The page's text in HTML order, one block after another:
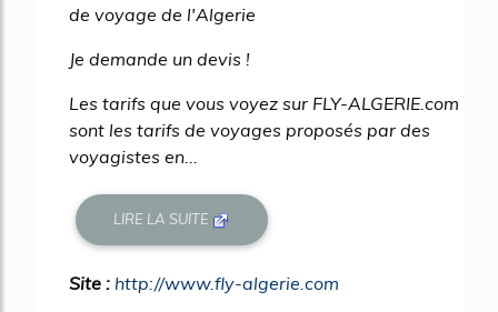
de voyage de l'Algerie
Je demande un devis !
Les tarifs que vous voyez sur FLY-ALGERIE.com
sont les tarifs de voyages proposés par des
voyagistes en...
LIRE LA SUITE
Site : http://www.fly-algerie.com